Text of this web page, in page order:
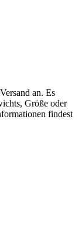
an. Es
Größe oder
findest